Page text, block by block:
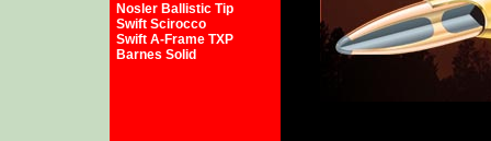
Nosler Ballistic Tip
Swift Scirocco
Swift A-Frame TXP
Barnes Solid